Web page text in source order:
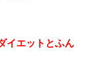
イエットとふん